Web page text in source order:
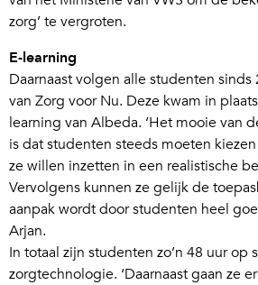
zorg’ te vergroten.
E-learning
Daarnaast volgen alle studenten
van Zorg voor Nu. Deze kwam in
learning van Albeda. ‘Het mooie van
is dat studenten steeds moeten
ze willen inzetten in een realistische
Vervolgens kunnen ze gelijk de
aanpak wordt door studenten heel
Arjan.
In totaal zijn studenten zo’n 48 uur op
zorgtechnologie. ‘Daarnaast gaan ze